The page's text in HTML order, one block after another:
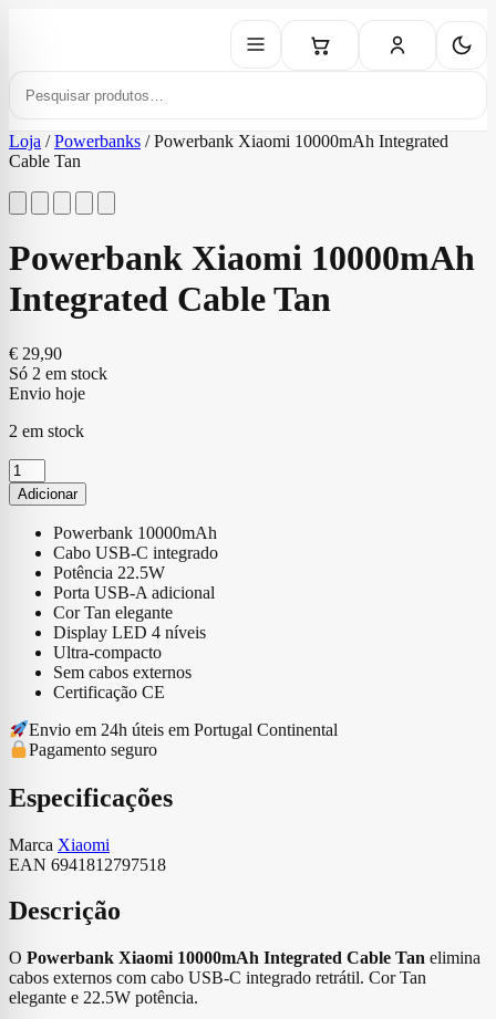
Loja / Powerbanks / Powerbank Xiaomi 10000mAh Integrated
Cable Tan
Powerbank Xiaomi 10000mAh
Integrated Cable Tan
€ 29,90
Só 2 em stock
Envio hoje
2 em stock
Quantidade
de
Powerbank
Xiaomi
10000mAh
Integrated
Cable
Adicionar
Powerbank 10000mAh
Cabo USB-C integrado
Potência 22.5W
Porta USB-A adicional
Cor Tan elegante
Display LED 4 níveis
Ultra-compacto
Sem cabos externos
Certificação CE
Envio em 24h úteis em Portugal Continental
Pagamento seguro
Especificações
Marca Xiaomi
EAN 6941812797518
Descrição
O Powerbank Xiaomi 10000mAh Integrated Cable Tan elimina
cabos externos com cabo USB-C integrado retrátil. Cor Tan
elegante e 22.5W potência.